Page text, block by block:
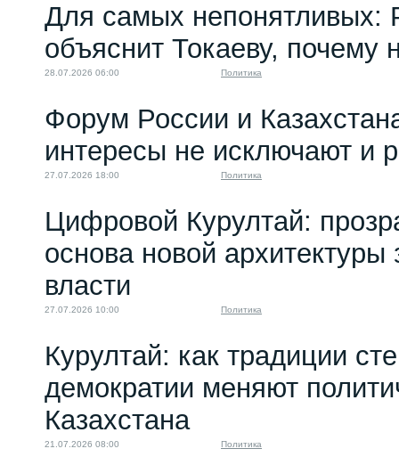
Для самых непонятливых:
объяснит Токаеву,
28.07.2026 06:00 Политика
Форум России и
интересы не исключают и
27.07.2026 18:00 Политика
Цифровой Курултай:
основа новой архитектуры
власти
27.07.2026 10:00 Политика
Курултай: как традиции
демократии меняют
Казахстана
21.07.2026 08:00 Политика